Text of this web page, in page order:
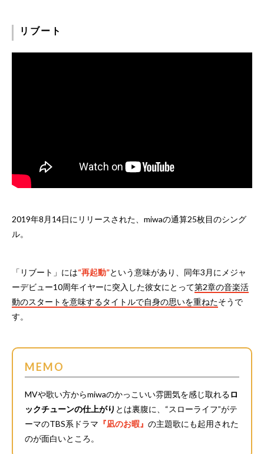
リブート
2019年8月14日にリリースされた、miwaの通算25枚目のシング
ル。
「リブート」には“再起動”という意味があり、同年3月にメジャ
ーデビュー10周年イヤーに突入した彼女にとって第2章の音楽活
動のスタートを意味するタイトルで自身の思いを重ねたそうで
す。
MEMO
MVや歌い方からmiwaのかっこいい雰囲気を感じ取れるロ
ックチューンの仕上がり とは裏腹に、“スローライフ”がテ
ーマのTBS系ドラマ 『凪のお暇』 の主題歌にも起用された
のが面白いところ。